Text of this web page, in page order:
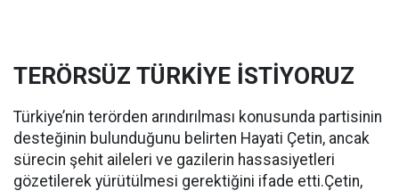
TERÖRSÜZ TÜRKİYE İSTİYORUZ
Türkiye’nin terörden arındırılması konusunda partisinin
desteğinin bulunduğunu belirten Hayati Çetin, ancak
sürecin şehit aileleri ve gazilerin hassasiyetleri
gözetilerek yürütülmesi gerektiğini ifade etti.Çetin,